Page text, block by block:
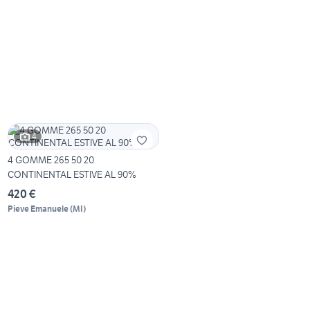
4
4 GOMME 265 50 20
CONTINENTAL ESTIVE AL 90%
420 €
Pieve Emanuele(MI)